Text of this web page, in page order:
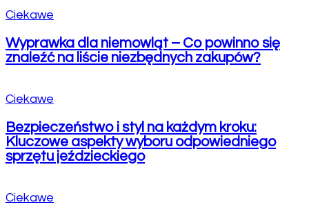
Ciekawe
Wyprawka dla niemowląt – Co powinno się
znaleźć na liście niezbędnych zakupów?
Ciekawe
Bezpieczeństwo i styl na każdym kroku:
Kluczowe aspekty wyboru odpowiedniego
sprzętu jeździeckiego
Ciekawe